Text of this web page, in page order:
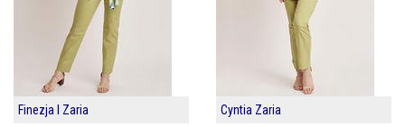
Finezja I Zaria Cyntia Zaria